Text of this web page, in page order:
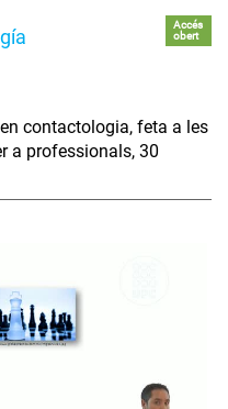
Accés
obert
contactologia, feta a les
a professionals, 30